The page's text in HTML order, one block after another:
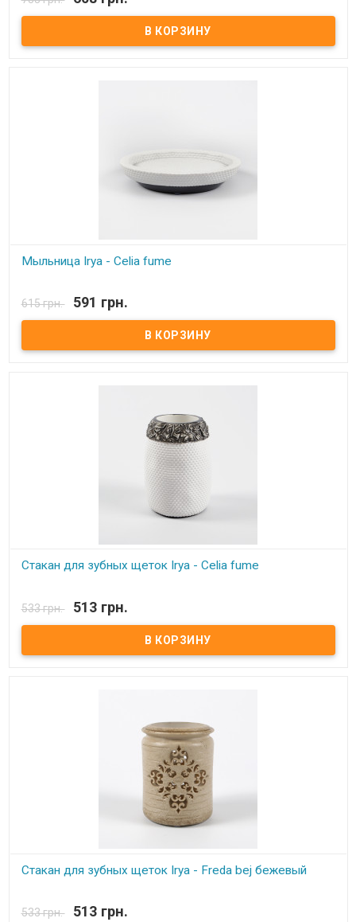
Декоративная ваза Barine Metal Milk Can White M Материал:
Оцинкованный металл. Размер: 12,5x20 см Упаковка: фирменная.
Производитель: Barine (Турция).
Мыльница Irya - Celia fume
падению) Упаковка: картонная коробка с пенопластом.
Производитель: Irya, Турция
615 грн. 591 грн.
Стакан для зубных щеток Irya - Celia fume
Стакан для зубных щеток Irya - Celia fume Состав: полирезин
(устойчив к падению) Упаковка: картонная коробка с
пенопластом. Производитель: Irya, Турция
533 грн. 513 грн.
Стакан для зубных щеток Irya - Freda bej бежевый
533 грн. 513 грн.